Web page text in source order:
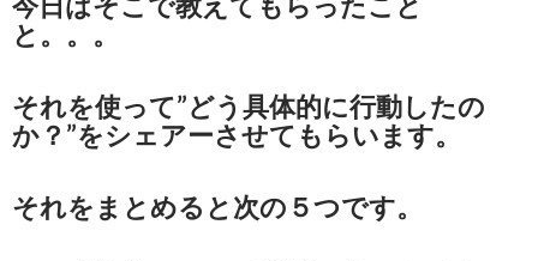
と。。。
それを使って”どう具体的に行動したの
か？”をシェアーさせてもらいます。
それをまとめると次の５つです。